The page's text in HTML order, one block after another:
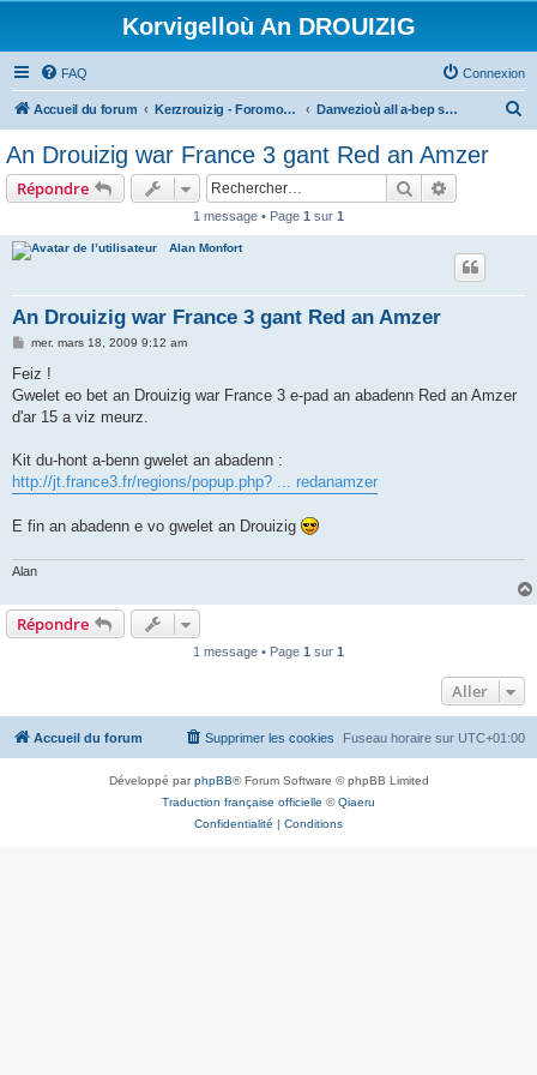
Korvigelloù An DROUIZIG
FAQ Connexion
Accueil du forum Kerzrouizig - Foromoù An Drouizig Danvezioù all a-bep seurt
An Drouizig war France 3 gant Red an Amzer
Répondre Rechercher
1 message • Page 1 sur 1
Alan Monfort
An Drouizig war France 3 gant Red an Amzer
M
s
a
g
mer. mars 18, 2009 9:12 am
Feiz !
Gwelet eo bet an Drouizig war France 3 e-pad an abadenn Red an Amzer
d'ar 15 a viz meurz.
Kit du-hont a-benn gwelet an abadenn :
http://jt.france3.fr/regions/popup.php? ... redanamzer
E fin an abadenn e vo gwelet an Drouizig
Alan
Répondre
1 message • Page 1 sur 1
Aller
Accueil du forum Fuseau horaire sur UTC+01:00
Supprimer les cookies
Développé parphpBB® Forum Software © phpBB Limited
Traduction française officielle ©Qiaeru
Confidentialité | Conditions